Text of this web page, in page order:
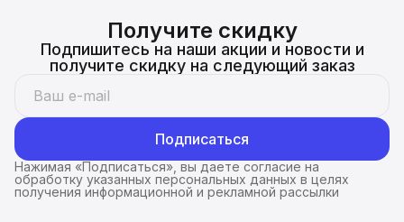
Получите скидку
Подпишитесь на наши акции и новости и
получите скидку на следующий заказ
Подписаться
Нажимая «Подписаться», вы даете согласие на
обработку указанных персональных данных в целях
получения информационной и рекламной рассылки